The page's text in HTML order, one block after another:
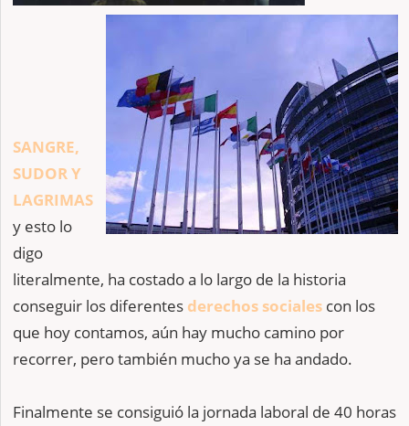
SANGRE,
SUDOR Y
LAGRIMAS
y esto lo
digo
literalmente, ha costado a lo largo de la historia
conseguir los diferentes derechos sociales con los
que hoy contamos, aún hay mucho camino por
recorrer, pero también mucho ya se ha andado.
Finalmente se consiguió la jornada laboral de 40 horas